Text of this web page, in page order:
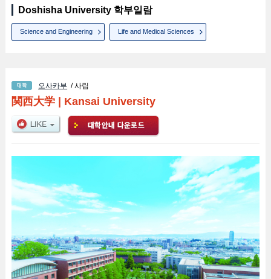
Doshisha University 학부일람
Science and Engineering Life and Medical Sciences
오사카부 / 사립
関西大学| Kansai University